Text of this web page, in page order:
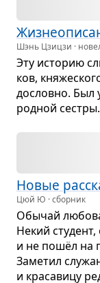
Шэнь Цзицзи ·
Эту исто­рию
ков,
дословно. Был
род­ной
Новые
Цюй Ю · сборник
Обы­чай
Некий
и не пошёл на
Заме­тил
и кра­са­вицу